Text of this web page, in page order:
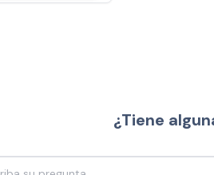
¿Tiene